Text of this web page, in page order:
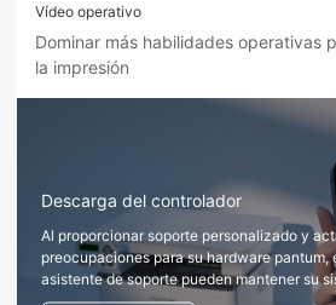
Vídeo operativo
Dominar más habilidades operativas
la impresión
Descarga del controlador
Al proporcionar soporte personalizado y
preocupaciones para su hardware pantum,
asistente de soporte pueden mantener su